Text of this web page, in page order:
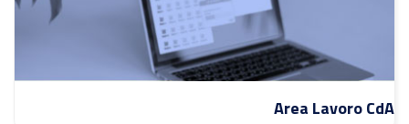
Area Lavoro CdA